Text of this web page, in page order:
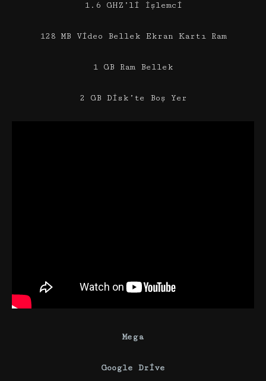
1.6 GHZ’li İşlemci
128 MB Video Bellek Ekran Kartı Ram
1 GB Ram Bellek
2 GB Disk’te Boş Yer
Mega
Google Drive